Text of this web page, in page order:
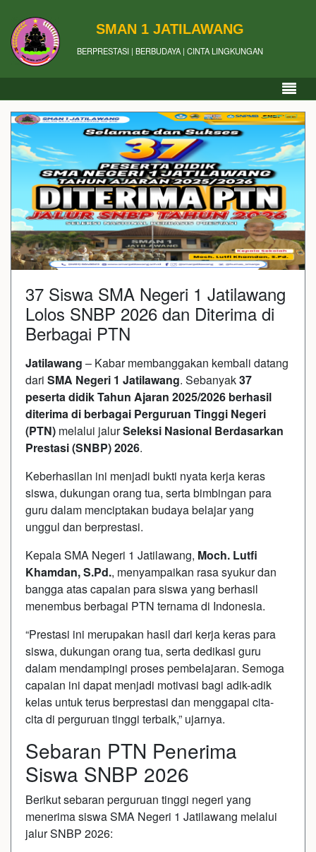
SMAN 1 JATILAWANG
BERPRESTASI | BERBUDAYA | CINTA LINGKUNGAN
37 Siswa SMA Negeri 1 Jatilawang
Lolos SNBP 2026 dan Diterima di
Berbagai PTN
Jatilawang – Kabar membanggakan kembali datang
dari SMA Negeri 1 Jatilawang. Sebanyak37
peserta didik Tahun Ajaran 2025/2026 berhasil
diterima di berbagai Perguruan Tinggi Negeri
(PTN) melalui jalurSeleksi Nasional Berdasarkan
Prestasi (SNBP) 2026.
Keberhasilan ini menjadi bukti nyata kerja keras
siswa, dukungan orang tua, serta bimbingan para
guru dalam menciptakan budaya belajar yang
unggul dan berprestasi.
Kepala SMA Negeri 1 Jatilawang, Moch. Lutfi
Khamdan, S.Pd., menyampaikan rasa syukur dan
bangga atas capaian para siswa yang berhasil
menembus berbagai PTN ternama di Indonesia.
“Prestasi ini merupakan hasil dari kerja keras para
siswa, dukungan orang tua, serta dedikasi guru
dalam mendampingi proses pembelajaran. Semoga
capaian ini dapat menjadi motivasi bagi adik-adik
kelas untuk terus berprestasi dan menggapai cita-
cita di perguruan tinggi terbaik,” ujarnya.
Sebaran PTN Penerima
Siswa SNBP 2026
Berikut sebaran perguruan tinggi negeri yang
menerima siswa SMA Negeri 1 Jatilawang melalui
jalur SNBP 2026: